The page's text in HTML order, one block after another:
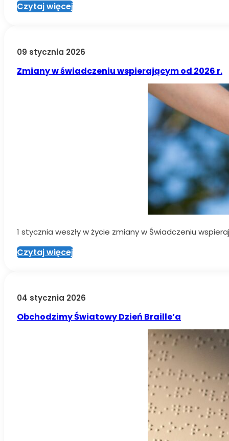
Czytaj więcej
09 stycznia 2026
Zmiany w świadczeniu wspierającym od 2026 r.
1 stycznia weszły w życie zmiany w Świadczeniu
Czytaj więcej
04 stycznia 2026
Obchodzimy Światowy Dzień Braille’a